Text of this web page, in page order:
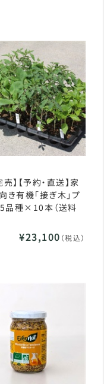
売】【予約・直送】家
き有機「接ぎ木」プ
品種×10本（送料
¥23,100 （税込）